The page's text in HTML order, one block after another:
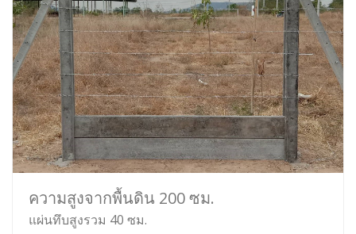
ความสูงจากพื้นดิน 200 ซม.
แผ่นทึบสูงรวม 40 ซม.